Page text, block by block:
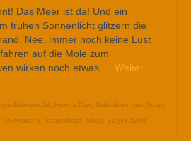
Das Meer ist da! Und ein
frühen Sonnenlicht glitzern die
Nee, immer noch keine Lust
auf die Mole zum
wirken noch etwas … Weiter
Honda Dax Malediven des Oman
Overlander, Rappelkiste Steyr, Steyr12M18